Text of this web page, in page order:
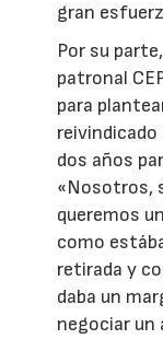
gran
Por su
patronal
para
reivindicado
dos años
«Nosotros,
queremos
como
retirada y
daba un
negociar un